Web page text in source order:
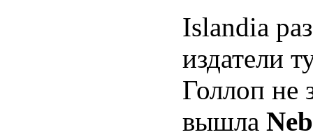
Islandia
издатели
Голлоп не
вышла